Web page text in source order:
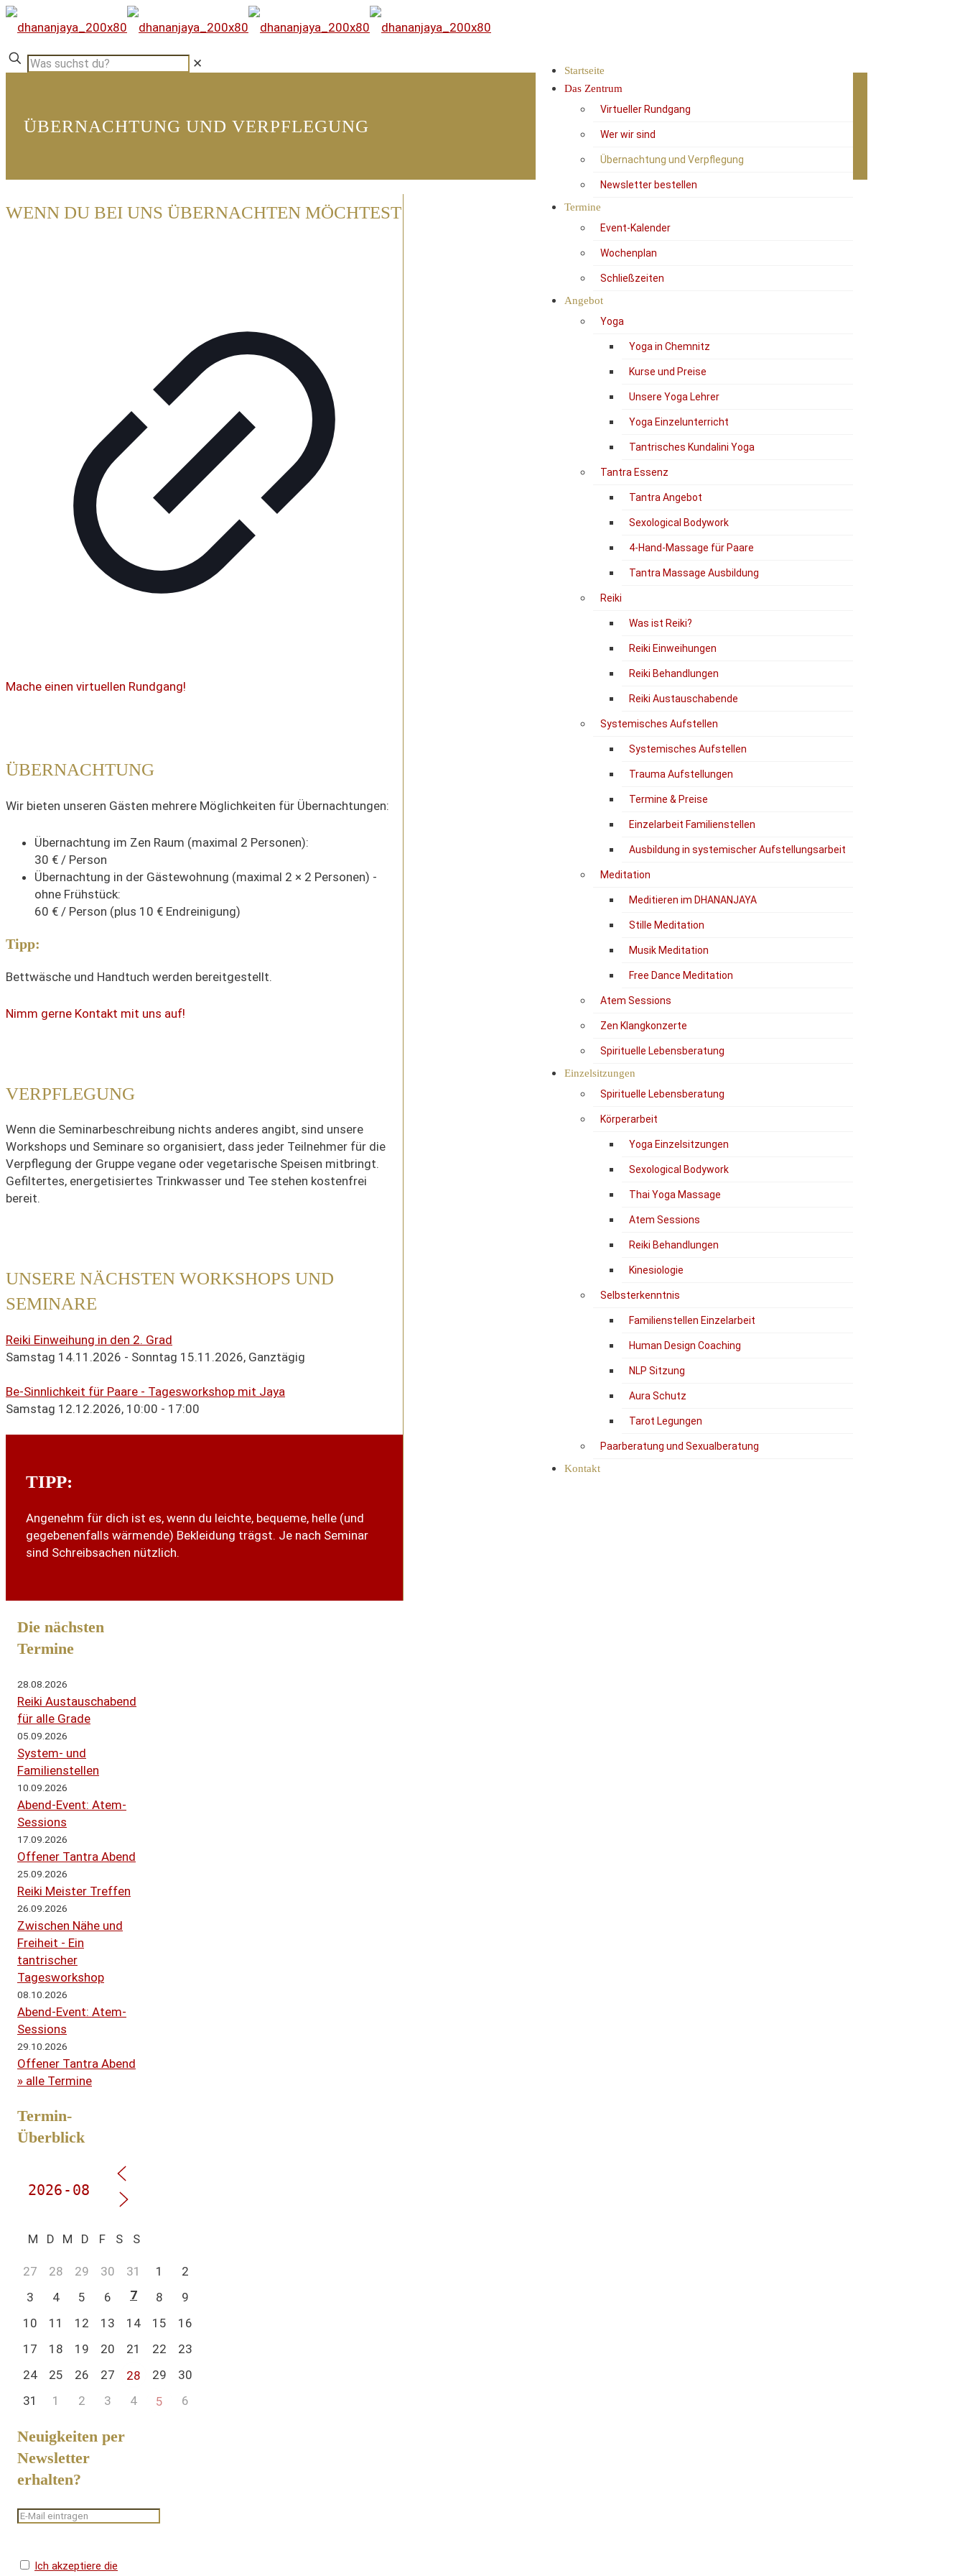
Startseite
Das Zentrum
Virtueller Rundgang
Wer wir sind
Übernachtung und Verpflegung
Newsletter bestellen
Termine
Event-Kalender
Wochenplan
Schließzeiten
Angebot
Yoga
Yoga in Chemnitz
Kurse und Preise
Unsere Yoga Lehrer
Yoga Einzelunterricht
Tantrisches Kundalini Yoga
Tantra Essenz
Tantra Angebot
Sexological Bodywork
4-Hand-Massage für Paare
Tantra Massage Ausbildung
Reiki
Was ist Reiki?
Reiki Einweihungen
Reiki Behandlungen
Reiki Austauschabende
Systemisches Aufstellen
Systemisches Aufstellen
Trauma Aufstellungen
Termine & Preise
Einzelarbeit Familienstellen
Ausbildung in systemischer Aufstellungsarbeit
Meditation
Meditieren im DHANANJAYA
Stille Meditation
Musik Meditation
Free Dance Meditation
Atem Sessions
Zen Klangkonzerte
Spirituelle Lebensberatung
Einzelsitzungen
Spirituelle Lebensberatung
Körperarbeit
Yoga Einzelsitzungen
Sexological Bodywork
Thai Yoga Massage
Atem Sessions
Reiki Behandlungen
Kinesiologie
Selbsterkenntnis
Familienstellen Einzelarbeit
Human Design Coaching
NLP Sitzung
Aura Schutz
Tarot Legungen
Paarberatung und Sexualberatung
Kontakt
✕
ÜBERNACHTUNG UND VERPFLEGUNG
WENN DU BEI UNS ÜBERNACHTEN MÖCHTEST
Mache einen virtuellen Rundgang!
ÜBERNACHTUNG
Wir bieten unseren Gästen mehrere Möglichkeiten für Übernachtungen:
Übernachtung im Zen Raum (maximal 2 Personen):
30 € / Person
Übernachtung in der Gästewohnung (maximal 2 × 2 Personen) -
ohne Frühstück:
60 € / Person (plus 10 € Endreinigung)
Tipp:
Bettwäsche und Handtuch werden bereitgestellt.
Nimm gerne Kontakt mit uns auf!
VERPFLEGUNG
Wenn die Seminarbeschreibung nichts anderes angibt, sind unsere
Workshops und Seminare so organisiert, dass jeder Teilnehmer für die
Verpflegung der Gruppe vegane oder vegetarische Speisen mitbringt.
Gefiltertes, energetisiertes Trinkwasser und Tee stehen kostenfrei
bereit.
UNSERE NÄCHSTEN WORKSHOPS UND
SEMINARE
Reiki Einweihung in den 2. Grad
Samstag 14.11.2026 - Sonntag 15.11.2026, Ganztägig
Be-Sinnlichkeit für Paare - Tagesworkshop mit Jaya
Samstag 12.12.2026, 10:00 - 17:00
TIPP:
Angenehm für dich ist es, wenn du leichte, bequeme, helle (und
gegebenenfalls wärmende) Bekleidung trägst. Je nach Seminar
sind Schreibsachen nützlich.
Die nächsten
Termine
28.08.2026
Reiki Austauschabend
für alle Grade
05.09.2026
System- und
Familienstellen
10.09.2026
Abend-Event: Atem-
Sessions
17.09.2026
Offener Tantra Abend
25.09.2026
Reiki Meister Treffen
26.09.2026
Zwischen Nähe und
Freiheit - Ein
tantrischer
Tagesworkshop
08.10.2026
Abend-Event: Atem-
Sessions
29.10.2026
Offener Tantra Abend
» alle Termine
Termin-
Überblick
M D M D F S S
27 28 29 30 31 1
2
3
4 5 6 7 8
9
10
11 12 13 14 15
16
17
18 19 20 21 22
23
24
25 26 27 28 29
30
31
1 2 3 4 5 6
Neuigkeiten per
Newsletter
erhalten?
Ich akzeptiere die